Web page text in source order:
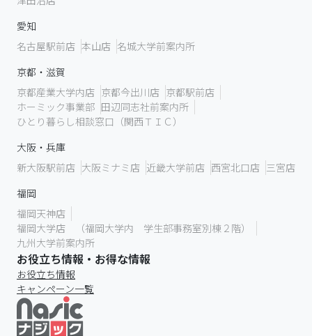
愛知
名古屋駅前店 本山店 名城大学前案内所
京都・滋賀
京都産業大学内店 京都今出川店 京都駅前店
ホーミック事業部 田辺同志社前案内所
ひとり暮らし相談窓口（関西ＴＩＣ）
大阪・兵庫
新大阪駅前店 大阪ミナミ店 近畿大学前店 西宮北口店 三宮店
福岡
福岡天神店
福岡大学店 （福岡大学内 学生部事務室別棟２階）
九州大学前案内所
お役立ち情報・お得な情報
お役立ち情報
キャンペーン一覧